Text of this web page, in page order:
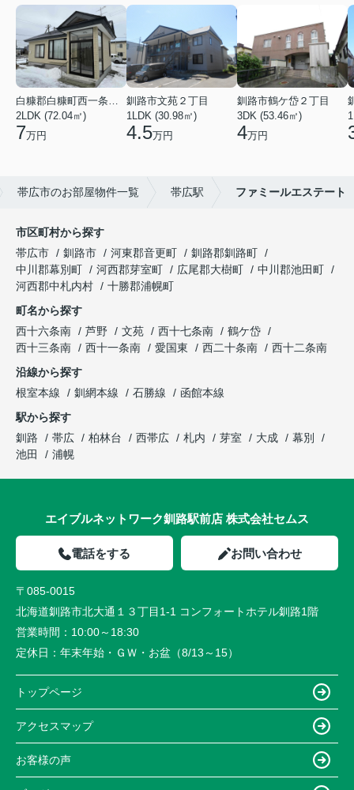
白糠郡白糠町西一条南４丁目
2LDK (72.04㎡)
7万円
釧路市文苑２丁目
1LDK (30.98㎡)
4.5万円
釧路市鶴ケ岱２丁目
3DK (53.46㎡)
4万円
帯広市のお部屋物件一覧 帯広駅 ファミールエステート
市区町村から探す
帯広市
釧路市 河東郡音更町
釧路郡釧路町
中川郡幕別町
河西郡芽室町 広尾郡大樹町
中川郡池田町
河西郡中札内村
十勝郡浦幌町
町名から探す
西十六条南
芦野 文苑 西十七条南
鶴ケ岱
西十三条南
西十一条南 愛国東 西二十条南
西十二条南
沿線から探す
根室本線
釧網本線 石勝線
函館本線
駅から探す
釧路
帯広 柏林台 西帯広 札内 芽室 大成
幕別
池田
浦幌
エイブルネットワーク釧路駅前店 株式会社セムス
電話をする お問い合わせ
〒085-0015
北海道釧路市北大通１３丁目1-1 コンフォートホテル釧路1階
営業時間： 10:00～18:30
定休日： 年末年始・ＧＷ・お盆（8/13～15）
トップページ
アクセスマップ
お客様の声